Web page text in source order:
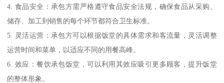
4. 食品安全：承包方需严格遵守食品安全法规，确保食品从采购、
储存、加工到销售的每个环节都符合卫生标准。
5. 灵活运营：承包方可以根据饭堂的具体需求和客流量，灵活调整
运营时间和菜单，以适应不同的用餐高峰。
6. 效应：餐饮承包饭堂，可以利用其效应吸引更多顾客，提升饭堂
的整体形象。